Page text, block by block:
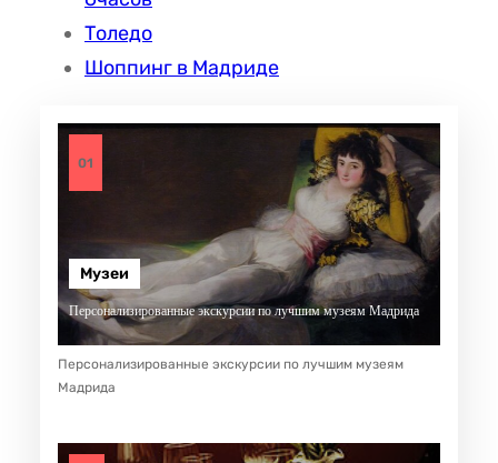
Толедо
Шоппинг в Мадриде
01
Музеи
Персонализированные экскурсии по лучшим музеям Мадрида
Персонализированные экскурсии по лучшим музеям
Мадрида